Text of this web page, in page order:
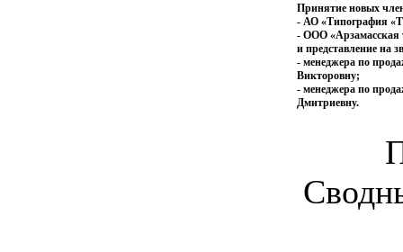
Принятие новых
- АО «Типография
- ООО «Арзамасская
и представление на
- менеджера по
Викторовну;
- менеджера по
Дмитриевну.